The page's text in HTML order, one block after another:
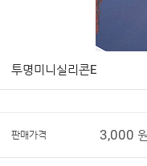
투명미니실리콘E
판매가격 3,000